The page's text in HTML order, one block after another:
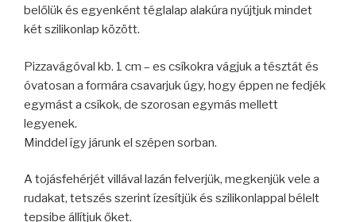
belőlük és egyenként téglalap alakúra nyújtjuk mindet
két szilikonlap között.
Pizzavágóval kb. 1 cm – es csíkokra vágjuk a tésztát és
óvatosan a formára csavarjuk úgy, hogy éppen ne fedjék
egymást a csíkok, de szorosan egymás mellett
legyenek.
Minddel így járunk el szépen sorban.
A tojásfehérjét villával lazán felverjük, megkenjük vele a
rudakat, tetszés szerint ízesítjük és szilikonlappal bélelt
tepsibe állítjuk őket.